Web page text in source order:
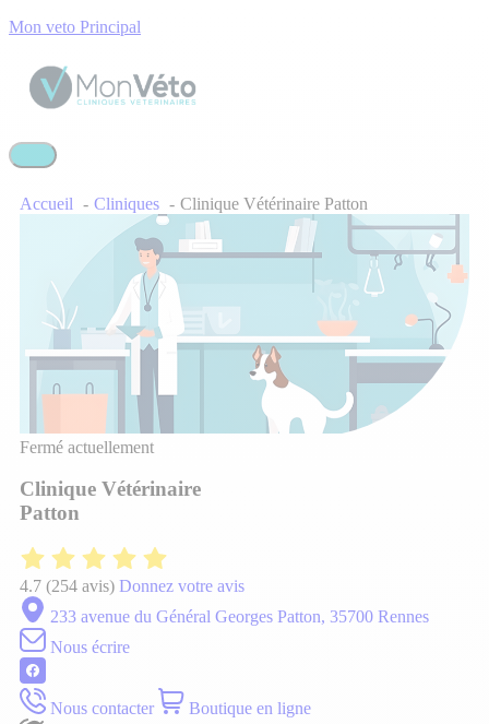
Mon veto Principal
Accueil Cliniques Clinique Vétérinaire Patton
Fermé actuellement
Clinique Vétérinaire
Patton
4.7 (254 avis) Donnez votre avis
233 avenue du Général Georges Patton, 35700 Rennes
Nous écrire
Nous contacter
Boutique en ligne